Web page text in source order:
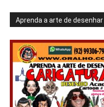
Aprenda a arte de